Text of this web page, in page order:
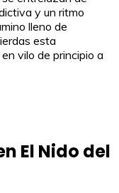
y un ritmo
lleno de
esta
vilo de principio a
El Nido del